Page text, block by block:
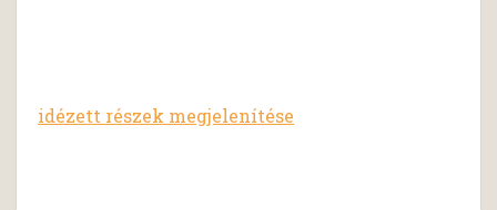
idézett részek megjelenítése